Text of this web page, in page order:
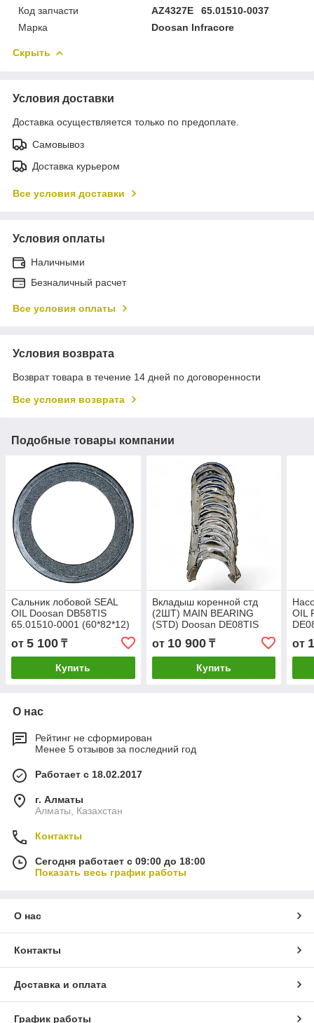
Код запчасти
AZ4327E 65.01510-0037
Марка
Doosan Infracore
Скрыть
Условия доставки
Доставка осуществляется только по предоплате.
Самовывоз
Доставка курьером
Все условия доставки
Условия оплаты
Наличными
Безналичный расчет
Все условия оплаты
Условия возврата
Возврат товара в течение 14 дней по договоренности
Все условия возврата
Подобные товары компании
Сальник лобовой SEAL
OIL Doosan DB58TIS
65.01510-0001 (60*82*12)
от 5 100 ₸
Купить
Вкладыш коренной стд
(2ШТ) MAIN BEARING
(STD) Doosan DE08TIS
00075
от 10 900₸
Купить
OIL
от
О нас
Рейтинг не сформирован
Менее 5 отзывов за последний год
Работает с 18.02.2017
г. Алматы
Алматы, Казахстан
Контакты
Сегодня работает с 09:00 до 18:00
Показать весь график работы
О нас
Контакты
Доставка и оплата
График работы